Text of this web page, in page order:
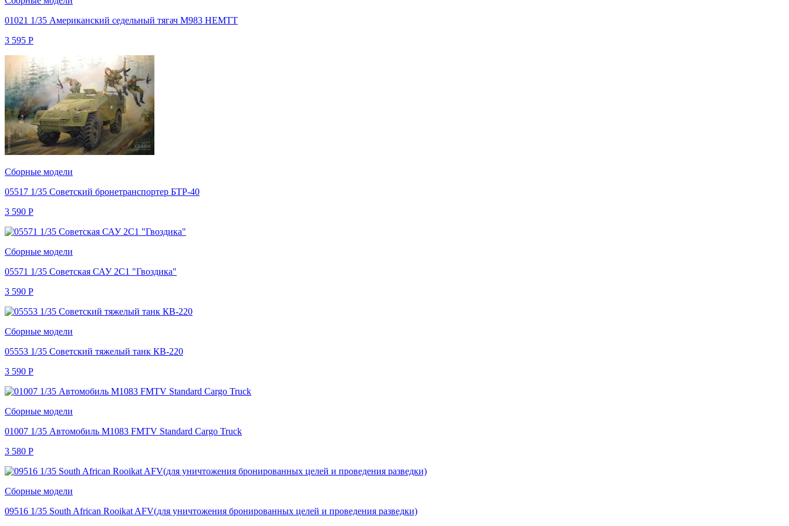
01021 1/35 Американский седельный тягач М983 HEMTT
3 595 Р
Сборные модели
05517 1/35 Советский бронетранспортер БТР-40
3 590 Р
Сборные модели
05571 1/35 Советская САУ 2С1 "Гвоздика"
3 590 Р
Сборные модели
05553 1/35 Советский тяжелый танк КВ-220
3 590 Р
Сборные модели
01007 1/35 Автомобиль M1083 FMTV Standard Cargo Truck
3 580 Р
Сборные модели
09516 1/35 South African Rooikat AFV(для уничтожения бронированных целей и проведения разведки)